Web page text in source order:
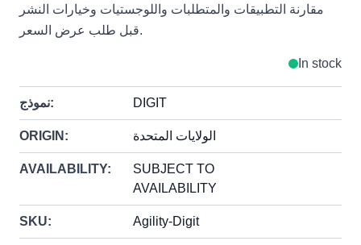
مقارنة التطبيقات والمتطلبات واللوجستيات وخيارات النشر
قبل طلب عرض السعر.
In stock
نموذج: DIGIT
ORIGIN: الولايات المتحدة
AVAILABILITY:
SUBJECT TO
AVAILABILITY
SKU: Agility-Digit